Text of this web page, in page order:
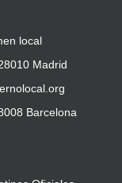
local
Madrid
Barcelona